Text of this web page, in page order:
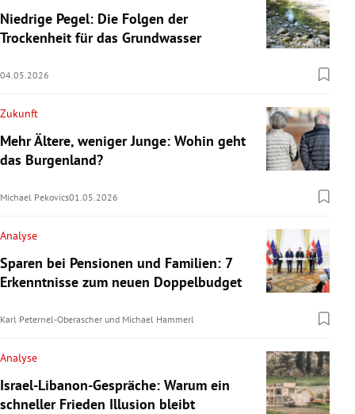
Niedrige Pegel: Die Folgen der
Trockenheit für das Grundwasser
04.05.2026
Zukunft
Mehr Ältere, weniger Junge: Wohin geht
das Burgenland?
Michael Pekovics01.05.2026
Analyse
Sparen bei Pensionen und Familien: 7
Erkenntnisse zum neuen Doppelbudget
Karl Peternel-Oberascher und Michael Hammerl
Analyse
Israel-Libanon-Gespräche: Warum ein
schneller Frieden Illusion bleibt